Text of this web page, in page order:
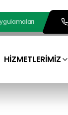
HİZMETLERİMİZ